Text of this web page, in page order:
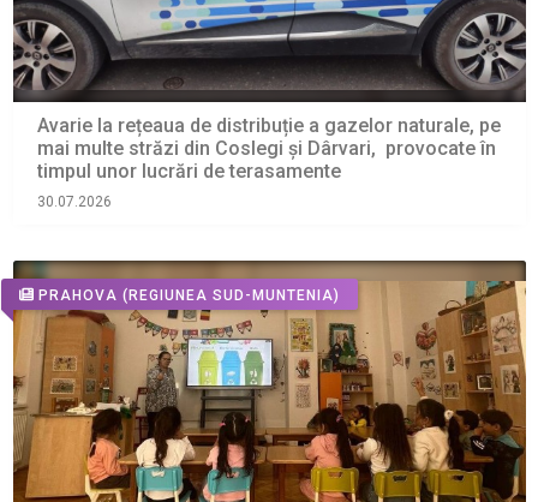
Avarie la rețeaua de distribuție a gazelor naturale, pe
mai multe străzi din Coslegi și Dârvari, provocate în
timpul unor lucrări de terasamente
30.07.2026
PRAHOVA (REGIUNEA SUD-MUNTENIA)